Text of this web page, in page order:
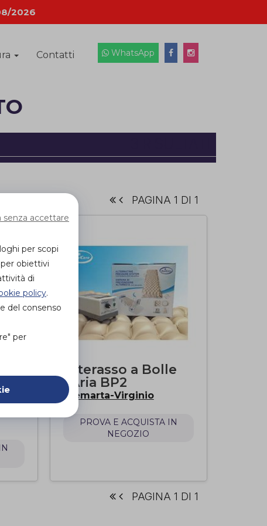
2026
Contatti WhatsApp
PAGINA 1 DI 1
Materasso a Bolle
D'Aria BP2
Demarta-Virginio
PROVA E ACQUISTA IN
NEGOZIO
PAGINA 1 DI 1
senza accettare
per scopi
obiettivi
di
policy.
del consenso
per